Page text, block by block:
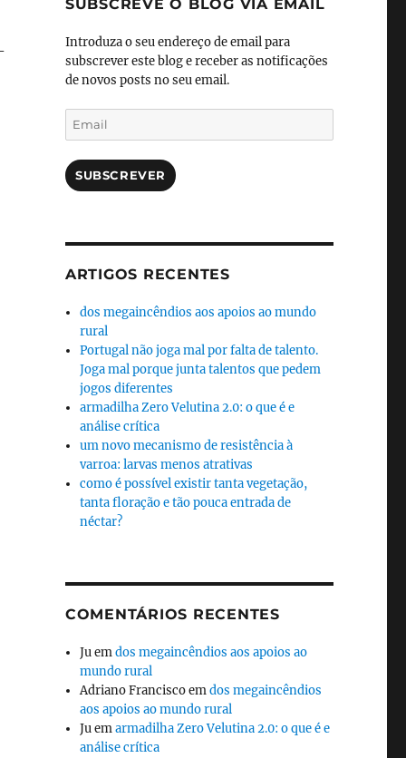
SUBSCREVE O BLOG VIA EMAIL
Introduza o seu endereço de email para
subscrever este blog e receber as notificações
de novos posts no seu email.
Email
SUBSCREVER
ARTIGOS RECENTES
dos megaincêndios aos apoios ao mundo
rural
Portugal não joga mal por falta de talento.
Joga mal porque junta talentos que pedem
jogos diferentes
armadilha Zero Velutina 2.0: o que é e
análise crítica
um novo mecanismo de resistência à
varroa: larvas menos atrativas
como é possível existir tanta vegetação,
tanta floração e tão pouca entrada de
néctar?
COMENTÁRIOS RECENTES
Juemdos megaincêndios aos apoios ao
mundo rural
Adriano Franciscoemdos megaincêndios
aos apoios ao mundo rural
Juemarmadilha Zero Velutina 2.0: o que é e
análise crítica